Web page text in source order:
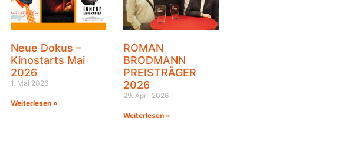
Neue Dokus –
Kinostarts Mai
2026
1. Mai 2026
Weiterlesen »
ROMAN
BRODMANN
PREISTRÄGER
2026
29. April 2026
Weiterlesen »